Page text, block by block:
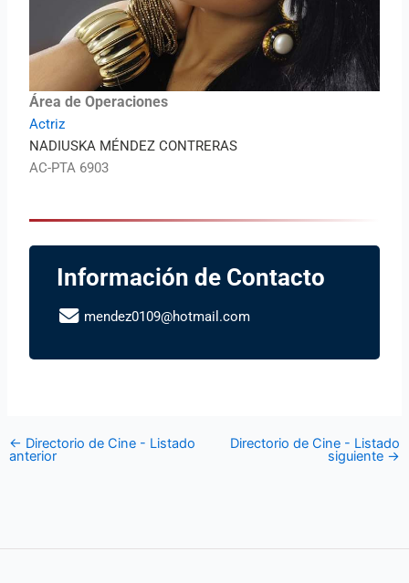
Área de Operaciones
Actriz
NADIUSKA MÉNDEZ CONTRERAS
AC-PTA 6903
Información de Contacto
mendez0109@hotmail.com
← Directorio de Cine - Listado
anterior
Directorio de Cine - Listado
siguiente →